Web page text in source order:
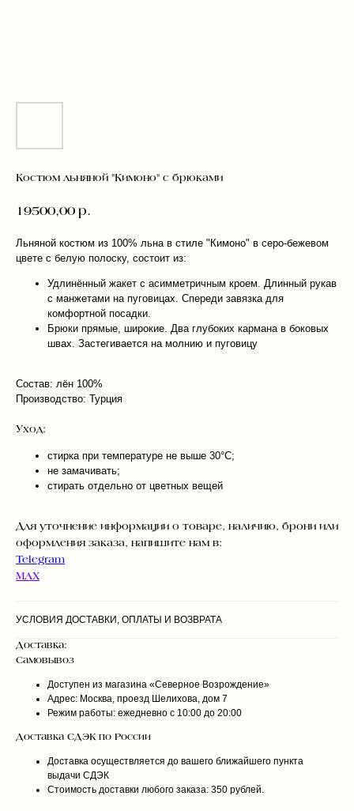
Костюм льняной "Кимоно" с брюками
19500,00 р.
Льняной костюм из 100% льна в стиле "Кимоно" в серо-бежевом
цвете с белую полоску, состоит из:
Удлинённый жакет с асимметричным кроем. Длинный рукав
с манжетами на пуговицах. Спереди завязка для
комфортной посадки.
Брюки прямые, широкие. Два глубоких кармана в боковых
швах. Застегивается на молнию и пуговицу
Состав: лён 100%
Производство: Турция
Уход:
стирка при температуре не выше 30°C;
не замачивать;
стирать отдельно от цветных вещей
Для уточнение информации о товаре, наличию, брони или
оформления заказа, напишите нам в:
Telegram
MAX
УСЛОВИЯ ДОСТАВКИ, ОПЛАТЫ И ВОЗВРАТА
Доставка:
Самовывоз
Доступен из магазина «Северное Возрождение»
Адрес: Москва, проезд Шелихова, дом 7
Режим работы: ежедневно с 10:00 до 20:00
Доставка СДЭК по России
Доставка осуществляется до вашего ближайшего пункта
выдачи СДЭК
Стоимость доставки любого заказа: 350 рублей.